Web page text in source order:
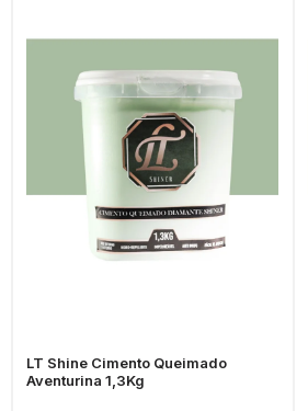
LT Shine Cimento Queimado
Aventurina 1,3Kg